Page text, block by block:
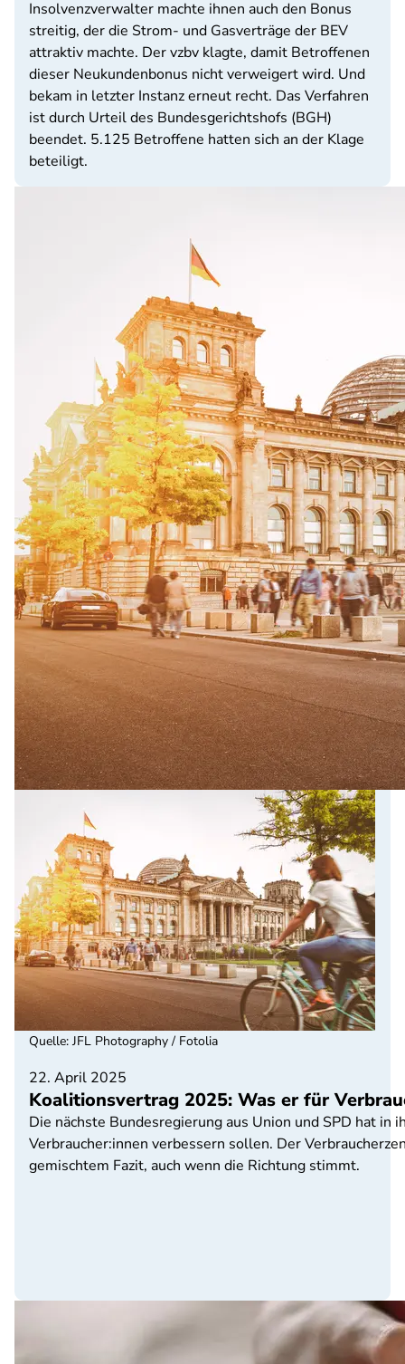
Insolvenzverwalter machte ihnen auch den Bonus
streitig, der die Strom- und Gasverträge der BEV
attraktiv machte. Der vzbv klagte, damit Betroffenen
dieser Neukundenbonus nicht verweigert wird. Und
bekam in letzter Instanz erneut recht. Das Verfahren
ist durch Urteil des Bundesgerichtshofs (BGH)
beendet. 5.125 Betroffene hatten sich an der Klage
beteiligt.
22. April 2025
Koalitionsvertrag 2025: Was er für
Die nächste Bundesregierung aus Union und SPD hat
Verbraucher:innen verbessern sollen. Der
gemischtem Fazit, auch wenn die Richtung stimmt.
Quelle: JFL Photography / Fotolia